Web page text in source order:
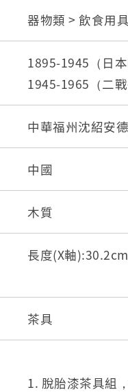
器物類 > 飲食用
1895-1945（日本
1945-1965（二戰
中華福州沈紹安
中國
木質
長度(X軸
茶具
1. 脫胎漆茶具組